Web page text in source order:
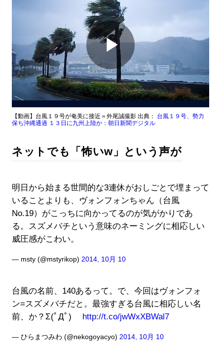
Play
Video
【動画】台風１９号が奄美に接近＝外尾誠撮影 出典： 台風１９号、勢力
保ち沖縄通過 １３日に九州上陸か：朝日新聞デジタル
ネットでも「怖いw」という声が
明日から始まる世間的な3連休がおしごとで埋まって
いることよりも、ヴォンフォンちゃん（台風
No.19）がこっちに向かってるのが気がかりであ
る。スズメバチという意味のネーミングに相応しい
威圧感がこわい。
— msty (@mstyrikop) 2014, 10月 10
台風の名前、140あるって。で、今回はヴォンフォ
ン=スズメバチだと。最強すぎる台風に相応しい名
前、か？Σ(ﾟДﾟ)
http://t.co/jwWxXBWal7
— ひらまつみわ (@nekogoyacyo) 2014, 10月 10